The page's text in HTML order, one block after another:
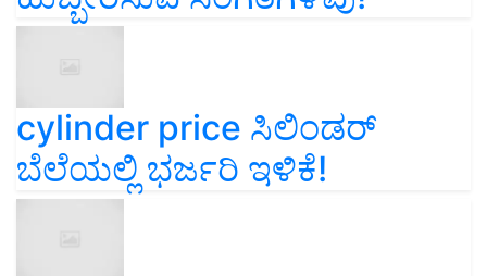
cylinder price ಸಿಲಿಂಡರ್‌
ಬೆಲೆಯಲ್ಲಿ ಭರ್ಜರಿ ಇಳಿಕೆ!